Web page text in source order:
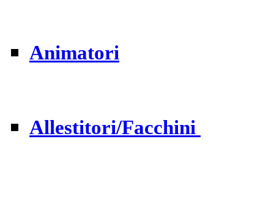
Animatori
Allestitori/Facchini